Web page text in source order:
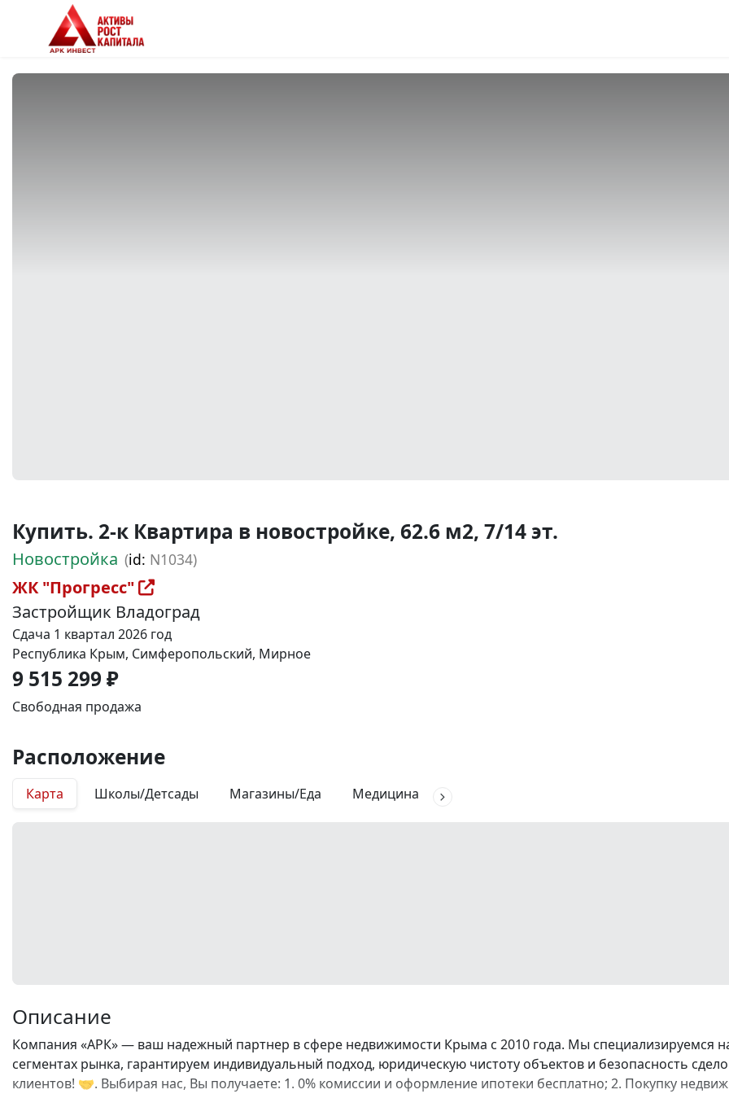
Купить. 2-к Квартира в новостройке, 62.6 м2, 7/14 эт.
Новостройка (id: N1034)
ЖК "Прогресс"
Застройщик Владоград
Сдача 1 квартал 2026 год
Республика Крым, Симферопольский, Мирное
9 515 299 ₽
Свободная продажа
Расположение
Карта Школы/Детсады Магазины/Еда Медицина
Описание
Компания «АРК» — ваш надежный партнер в сфере недвижимости Крыма с 2010 года. Мы специализируемся на
сегментах рынка, гарантируем индивидуальный подход, юридическую чистоту объектов и безопасность
клиентов! 🤝. Выбирая нас, Вы получаете: 1. 0% комиссии и оформление ипотеки бесплатно; 2. Покупку